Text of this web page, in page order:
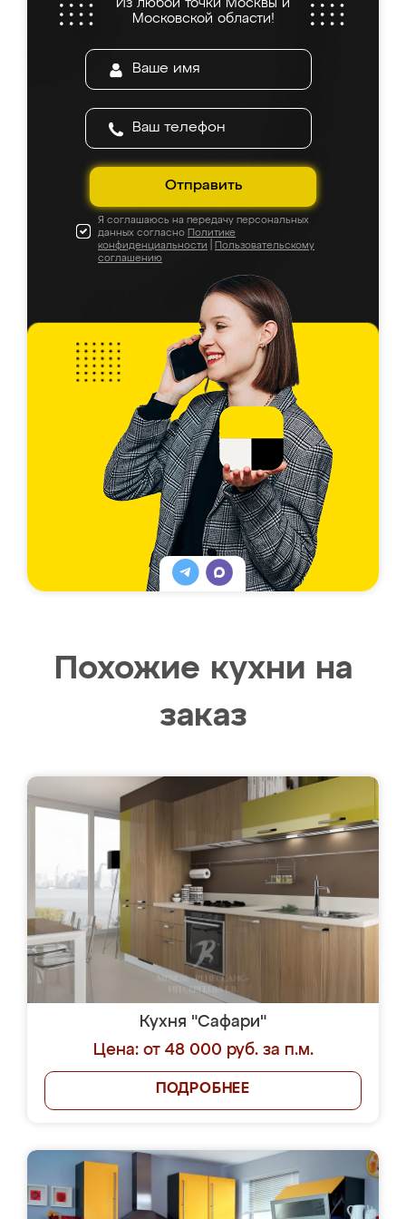
Из любой точки Москвы и
Московской области!
Отправить
Я соглашаюсь на передачу персональных
данных согласно Политике
конфиденциальности
Пользовательскому
соглашению
Похожие кухни на
заказ
Кухня "Сафари"
Цена: от 48 000 руб. за п.м.
ПОДРОБНЕЕ